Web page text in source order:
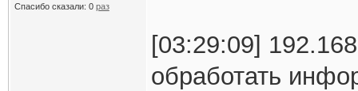
Спасибо сказали: 0 раз
[03:29:09]
обработать